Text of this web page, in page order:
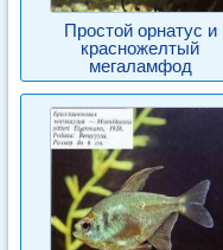
Простой орнатус и
красножелтый
мегаламфод